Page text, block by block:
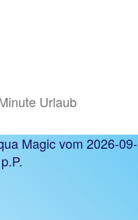
Urlaub